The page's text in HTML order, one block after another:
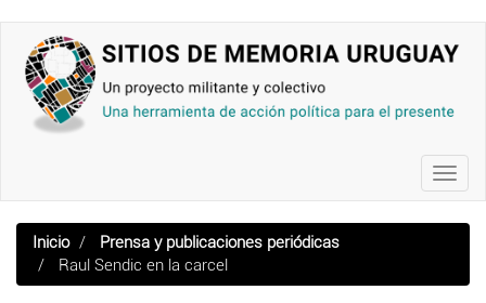
contenido
principal
Inicio
Prensa y publicaciones periódicas
Raul Sendic en la carcel